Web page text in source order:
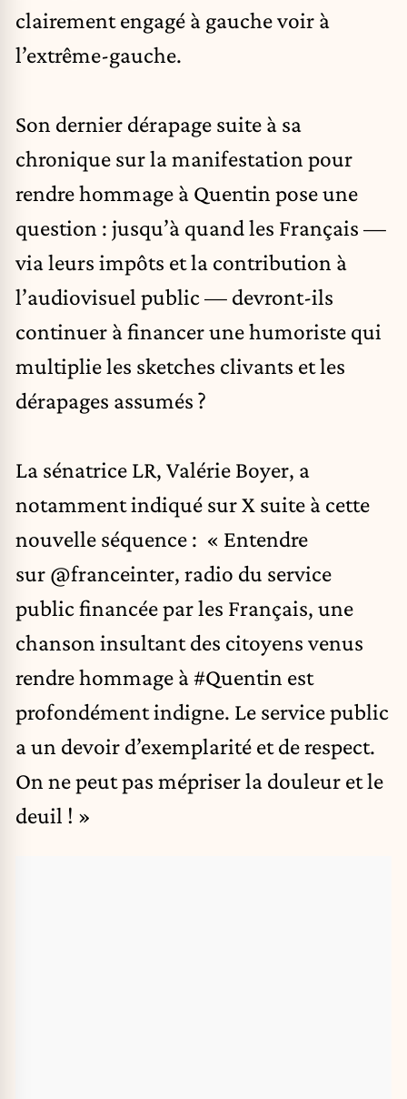
clairement engagé à gauche voir à
l’extrême-gauche.
Son dernier dérapage suite à sa
chronique sur la manifestation pour
rendre hommage à Quentin pose une
question : jusqu’à quand les Français —
via leurs impôts et la contribution à
l’audiovisuel public — devront-ils
continuer à financer une humoriste qui
multiplie les sketches clivants et les
dérapages assumés ?
La sénatrice LR, Valérie Boyer, a
notamment indiqué sur X suite à cette
nouvelle séquence : « Entendre
sur @franceinter, radio du service
public financée par les Français, une
chanson insultant des citoyens venus
rendre hommage à#Quentin est
profondément indigne. Le service public
a un devoir d’exemplarité et de respect.
On ne peut pas mépriser la douleur et le
deuil ! »